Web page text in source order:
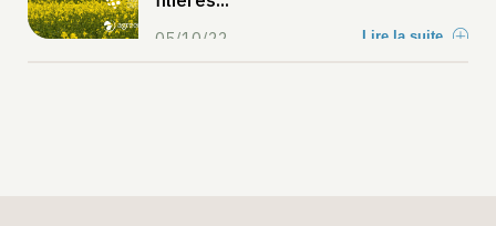
05/10/22 Lire la suite